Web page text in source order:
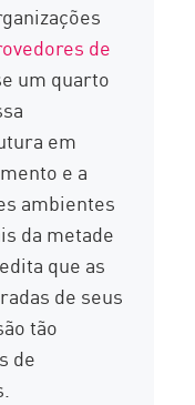
de
um quarto
em
e a
ambientes
da metade
que as
de seus
tão
de